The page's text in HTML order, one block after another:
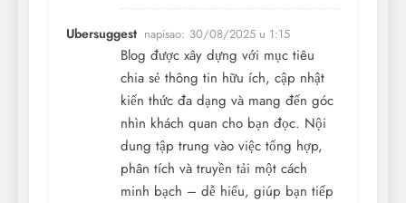
Ubersuggest napisao: 30/08/2025 u 1:15
Blog được xây dựng với mục tiêu
chia sẻ thông tin hữu ích, cập nhật
kiến thức đa dạng và mang đến góc
nhìn khách quan cho bạn đọc. Nội
dung tập trung vào việc tổng hợp,
phân tích và truyền tải một cách
minh bạch – dễ hiểu, giúp bạn tiếp